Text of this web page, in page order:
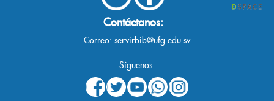
Contáctanos:
Correo: servirbib@ufg.edu.sv
Síguenos: